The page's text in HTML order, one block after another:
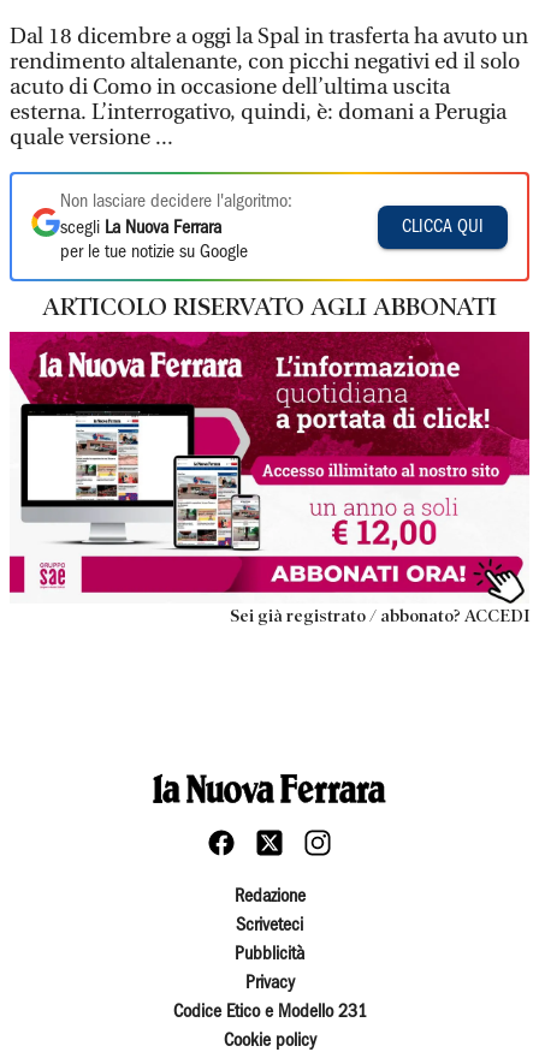
Dal 18 dicembre a oggi la Spal in trasferta ha avuto un
rendimento altalenante, con picchi negativi ed il solo
acuto di Como in occasione dell’ultima uscita
esterna. L’interrogativo, quindi, è: domani a Perugia
quale versione ...
Non lasciare decidere l'algoritmo:
scegli La Nuova Ferrara
per le tue notizie su Google
CLICCA QUI
ARTICOLO RISERVATO AGLI ABBONATI
Sei già registrato / abbonato? ACCEDI
Redazione
Scriveteci
Pubblicità
Privacy
Codice Etico e Modello 231
Cookie policy